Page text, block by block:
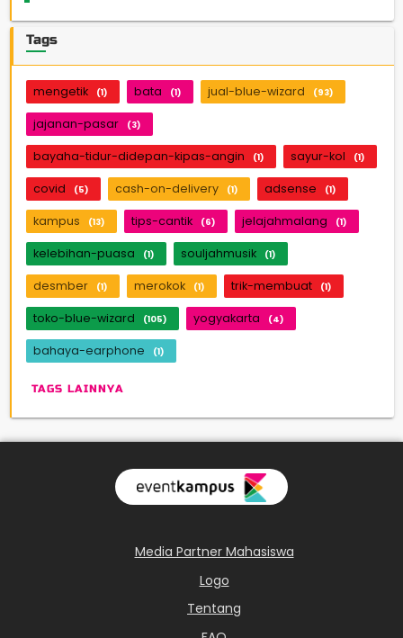
Tags
mengetik (1) bata (1) jual-blue-wizard (93)
jajanan-pasar (3)
bayaha-tidur-didepan-kipas-angin (1) sayur-kol (1)
covid (5) cash-on-delivery (1) adsense (1)
kampus (13) tips-cantik (6) jelajahmalang (1)
kelebihan-puasa (1) souljahmusik (1)
desmber (1) merokok (1) trik-membuat (1)
toko-blue-wizard (105) yogyakarta (4)
bahaya-earphone (1)
TAGS LAINNYA
Media Partner Mahasiswa
Logo
Tentang